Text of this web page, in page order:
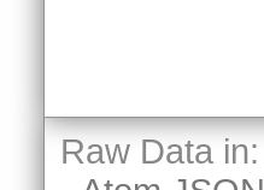
Raw Data in: